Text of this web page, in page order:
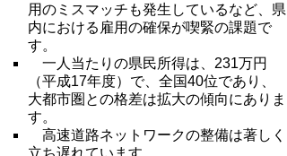
用のミスマッチも発生しているなど、県
内における雇用の確保が喫緊の課題で
す。
一人当たりの県民所得は、231万円
（平成17年度）で、全国40位であり、
大都市圏との格差は拡大の傾向にありま
す。
高速道路ネットワークの整備は著しく
立ち遅れています。